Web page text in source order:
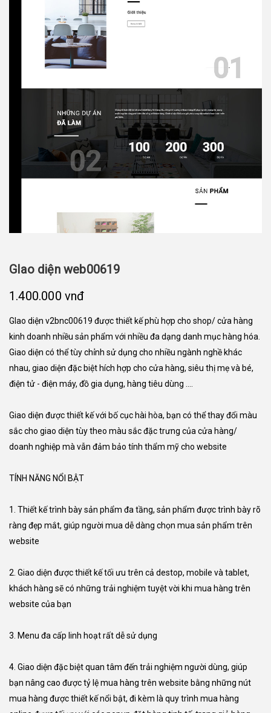
GIao diện web00619
1.400.000 vnđ
GIao diện v2bnc00619 được thiết kế phù hợp cho shop/ cửa hàng
kinh doanh nhiều sản phẩm với nhiều đa dạng danh mục hàng hóa.
Giao diện có thể tùy chỉnh sử dụng cho nhiều ngành nghề khác
nhau, giao diện đặc biệt hích hợp cho cửa hàng, siêu thị mẹ và bé,
điện tử - điện máy, đồ gia dụng, hàng tiêu dùng ....
Giao diện được thiết kế với bố cục hài hòa, bạn có thể thay đổi màu
sắc cho giao diện tùy theo màu sắc đặc trưng của cửa hàng/
doanh nghiệp mà vẫn đảm bảo tính thẩm mỹ cho website
TÍNH NĂNG NỔI BẬT
1. Thiết kế trình bày sản phẩm đa tầng, sản phẩm được trình bày rõ
ràng đẹp mắt, giúp người mua dễ dàng chọn mua sản phẩm trên
website
2. Giao diện được thiết kế tối ưu trên cả destop, mobile và tablet,
khách hàng sẽ có những trải nghiệm tuyệt vời khi mua hàng trên
website của bạn
3. Menu đa cấp linh hoạt rất dễ sử dụng
4. Giao diện đặc biệt quan tâm đến trải nghiệm người dùng, giúp
bạn nâng cao được tỷ lệ mua hàng trên website bằng những nút
mua hàng được thiết kế nổi bật, đi kèm là quy trình mua hàng